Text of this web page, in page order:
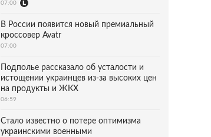
07:00
В России появится новый премиальный
кроссовер Avatr
07:00
Подполье рассказало об усталости и
истощении украинцев из-за высоких цен
на продукты и ЖКХ
06:59
Стало известно о потере оптимизма
украинскими военными